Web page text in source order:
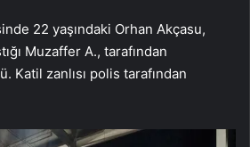
22 yaşındaki Orhan Akçasu,
Muzaffer A., tarafından
Katil zanlısı polis tarafından